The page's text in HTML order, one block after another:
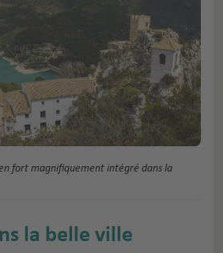
fort magnifiquement intégré dans la
la belle ville